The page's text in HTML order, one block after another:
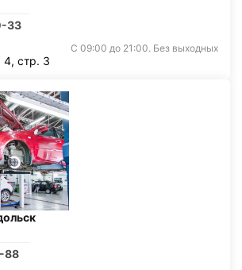
33
С 09:00 до 21:00. Без выходных
4, стр. 3
88